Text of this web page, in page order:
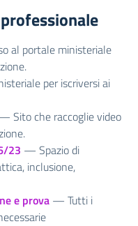
al portale ministeriale
per iscriversi ai
Sito che raccoglie video
23 — Spazio di
inclusione,
e prova — Tutti i